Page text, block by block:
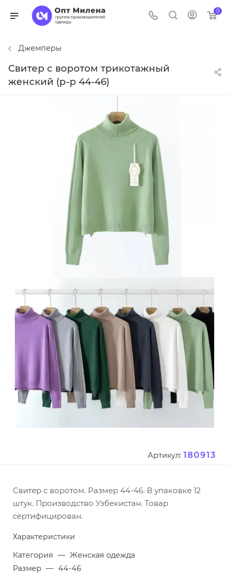
0
Джемперы
Свитер с воротом трикотажный
женский (р-р 44-46)
Артикул: 180913
Свитер с воротом. Размер 44-46. В упаковке 12
штук. Производство Узбекистан. Товар
сертифицирован.
Характеристики
Категория — Женская одежда
Размер — 44-46